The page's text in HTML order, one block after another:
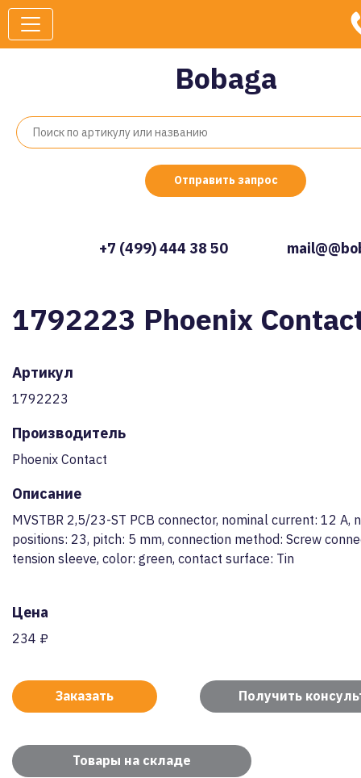
Bobaga
Отправить запрос
+7 (499) 444 38 50
1792223 Phoenix
Артикул
1792223
Производитель
Phoenix Contact
Описание
MVSTBR 2,5/23-ST PCB connector, nominal current: 12 A,
positions: 23, pitch: 5 mm, connection method: Screw
tension sleeve, color: green, contact surface: Tin
Цена
234 ₽
Заказать Получить
Товары на складе